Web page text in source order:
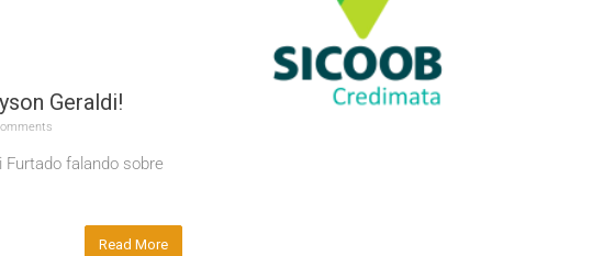
Geraldi!
Furtado falando sobre
Read More